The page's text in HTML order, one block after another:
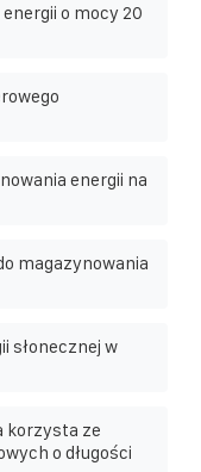
o mocy 20
energii na
magazynowania
słonecznej w
korzysta ze
o długości